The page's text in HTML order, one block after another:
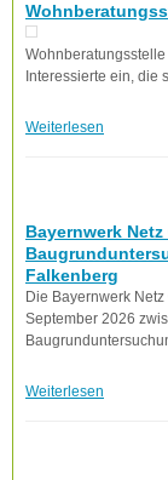
Wohnberatungsstelle
Interessierte ein, die
Weiterlesen
Bayernwerk
Falkenberg
Die Bayernwerk
September 2026
Weiterlesen